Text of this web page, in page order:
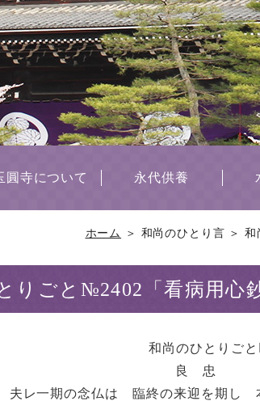
圓寺について 永代供養
ホーム ＞ 和尚のひとり言 ＞
りごと№2402「看病用心
和尚のひとりご
心15-3 良 忠
夫レ一期の念仏は 臨終の来迎を期